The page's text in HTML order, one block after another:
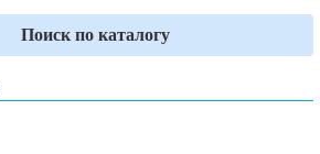
Поиск по каталогу